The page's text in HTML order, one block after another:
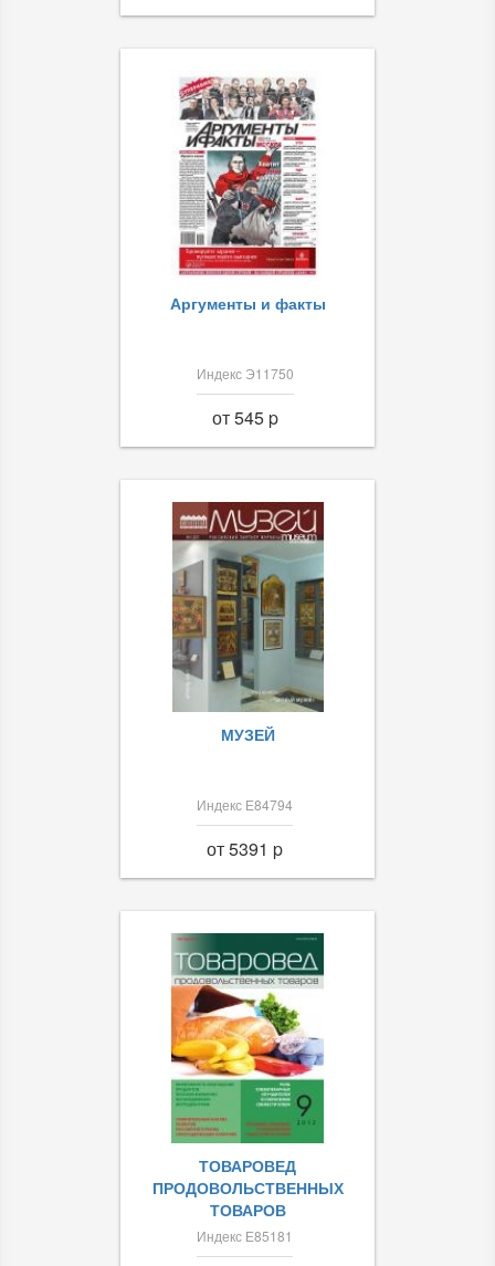
Аргументы и факты
Индекс Э11750
от 545 p
МУЗЕЙ
Индекс Е84794
от 5391 p
ТОВАРОВЕД
ПРОДОВОЛЬСТВЕННЫХ
ТОВАРОВ
Индекс Е85181